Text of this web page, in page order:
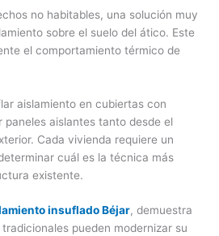
no habitables, una solución muy
sobre el suelo del ático. Este
el comportamiento térmico de
aislamiento en cubiertas con
aislantes tanto desde el
Cada vivienda requiere un
cuál es la técnica más
existente.
insuflado Béjar, demuestra
pueden modernizar su